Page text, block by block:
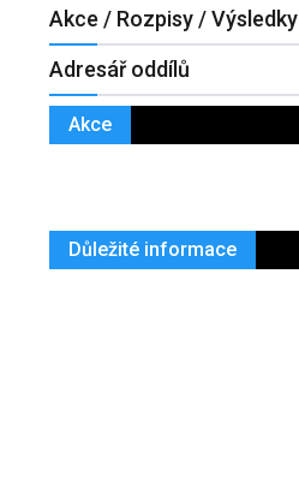
Akce / Rozpisy / Výsledky
Adresář oddílů
Akce
Důležité informace